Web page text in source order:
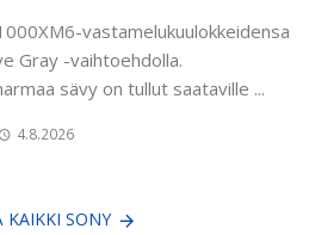
vastamelukuulokkeidensa
Gray -vaihtoehdolla.
sävy on tullut saataville ...
4.8.2026
KAIKKI SONY